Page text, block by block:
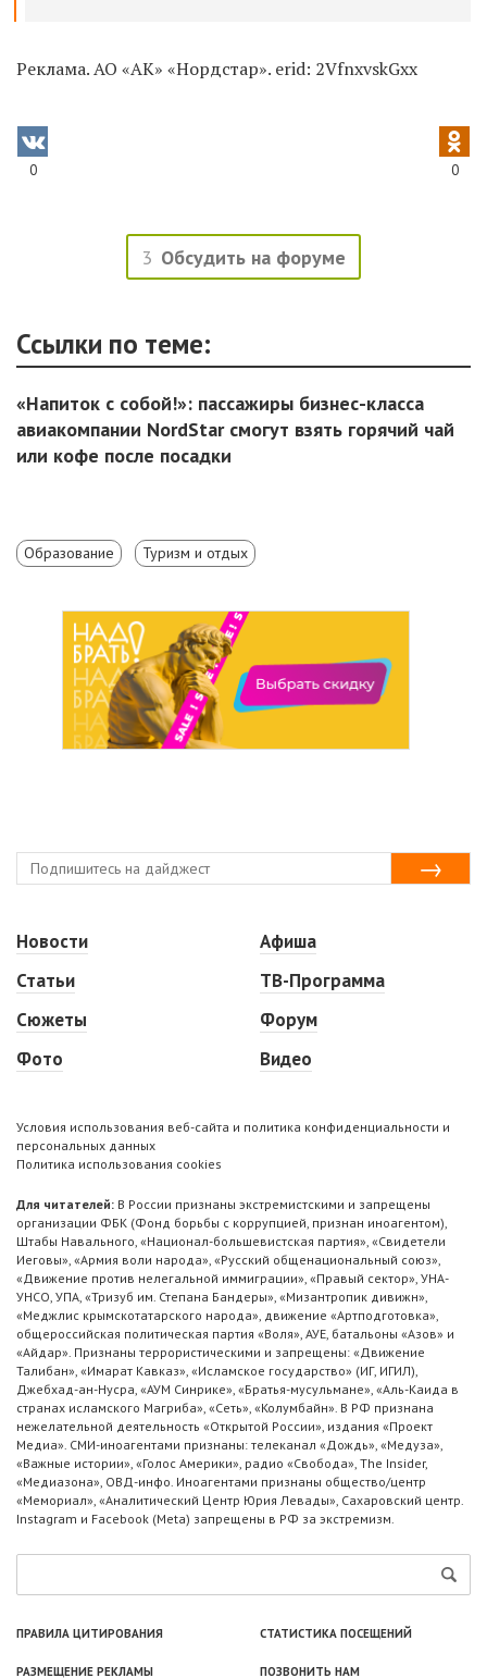
Реклама. АО «АК» «Нордстар». erid: 2VfnxvskGxx
0 0
3 Обсудить на форуме
Ссылки по теме:
«Напиток с собой!»: пассажиры бизнес-класса
авиакомпании NordStar смогут взять горячий чай
или кофе после посадки
Образование Туризм и отдых
Новости
Статьи
Сюжеты
Фото
Афиша
ТВ-Программа
Форум
Видео
Условия использования веб-сайта и политика конфиденциальности и
персональных данных
Политика использования cookies
Для читателей: В России признаны экстремистскими и запрещены
организации ФБК (Фонд борьбы с коррупцией, признан иноагентом),
Штабы Навального, «Национал-большевистская партия», «Свидетели
Иеговы», «Армия воли народа», «Русский общенациональный союз»,
«Движение против нелегальной иммиграции», «Правый сектор», УНА-
УНСО, УПА, «Тризуб им. Степана Бандеры», «Мизантропик дивижн»,
«Меджлис крымскотатарского народа», движение «Артподготовка»,
общероссийская политическая партия «Воля», АУЕ, батальоны «Азов» и
«Айдар». Признаны террористическими и запрещены: «Движение
Талибан», «Имарат Кавказ», «Исламское государство» (ИГ, ИГИЛ),
Джебхад-ан-Нусра, «АУМ Синрике», «Братья-мусульмане», «Аль-Каида в
странах исламского Магриба», «Сеть», «Колумбайн». В РФ признана
нежелательной деятельность «Открытой России», издания «Проект
Медиа». СМИ-иноагентами признаны: телеканал «Дождь», «Медуза»,
«Важные истории», «Голос Америки», радио «Свобода», The Insider,
«Медиазона», ОВД-инфо. Иноагентами признаны общество/центр
«Мемориал», «Аналитический Центр Юрия Левады», Сахаровский центр.
Instagram и Facebook (Metа) запрещены в РФ за экстремизм.
ПРАВИЛА ЦИТИРОВАНИЯ СТАТИСТИКА ПОСЕЩЕНИЙ
РАЗМЕЩЕНИЕ РЕКЛАМЫ ПОЗВОНИТЬ НАМ